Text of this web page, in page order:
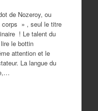
de Nozeroy, ou
corps » , seul le titre
! Le talent du
le bottin
attention et le
La langue du